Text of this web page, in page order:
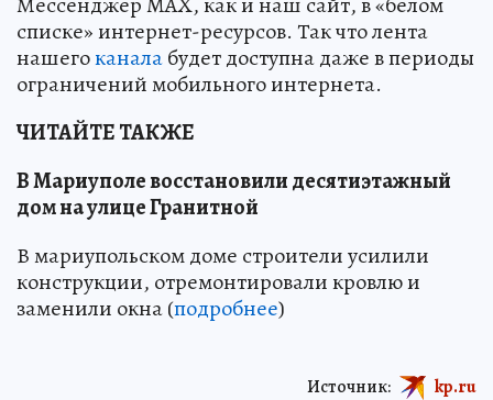
списке» интернет-ресурсов. Так что лента
нашегоканалабудет доступна даже в периоды
ограничений мобильного интернета.
ЧИТАЙТЕ ТАКЖЕ
В Мариуполе восстановили десятиэтажный
дом на улице Гранитной
В мариупольском доме строители усилили
конструкции, отремонтировали кровлю и
заменили окна (подробнее)
Источник: kp.ru